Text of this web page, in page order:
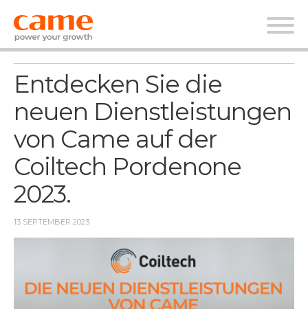
Nachrichten
Entdecken Sie die
neuen Dienstleistungen
von Came auf der
Coiltech Pordenone
2023.
13 SEPTEMBER 2023